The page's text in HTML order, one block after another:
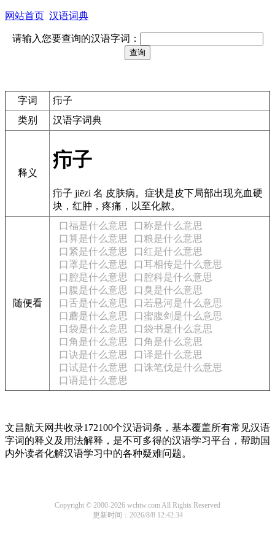
网站首页 汉语词典
请输入您要查询的汉语字词：
字词
疖子
类别
汉语字词典
释义
疖子
疖子 jiēzi 名 皮肤病。症状是皮下局部出现充血硬
块，红肿，疼痛，以至化脓。
随便看
口福是什么意思
口称是什么意思
口算是什么意思
口粮是什么意思
口紧是什么意思
口红是什么意思
口罩是什么意思
口耳相传是什么意思
口腔是什么意思
口腔科是什么意思
口腹是什么意思
口臭是什么意思
口舌是什么意思
口若悬河是什么意思
口蘑是什么意思
口蜜腹剑是什么意思
口袋是什么意思
口袋书是什么意思
口角是什么意思
口角是什么意思
口诀是什么意思
口译是什么意思
口试是什么意思
口诛笔伐是什么意思
口语是什么意思
文昌航天网共收录172100个汉语词条，基本覆盖所有常见汉语
字词的释义及用法解释，是不可多得的汉语学习平台，帮助国
内外读者化解汉语学习中的各种疑难问题。
Copyright © 2000-2026 wchtw.com All Rights Reserved
更新时间：2026/8/8 12:42:34